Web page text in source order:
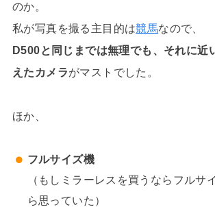
のか。
私が写真を撮る主目的は競馬なので、
D500と同じまでは無理でも、それに近
えたカメラがマストでした。
ほか、
フルサイズ機
（もしミラーレスを買うならフルサ
ら思っていた）